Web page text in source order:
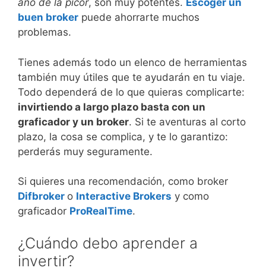
año de la picor, son muy potentes. Escoger un
buen broker puede ahorrarte muchos
problemas.
Tienes además todo un elenco de herramientas
también muy útiles que te ayudarán en tu viaje.
Todo dependerá de lo que quieras complicarte:
invirtiendo a largo plazo basta con un
graficador y un broker. Si te aventuras al corto
plazo, la cosa se complica, y te lo garantizo:
perderás muy seguramente.
Si quieres una recomendación, como broker
Difbroker o Interactive Brokers y como
graficador ProRealTime.
¿Cuándo debo aprender a
invertir?